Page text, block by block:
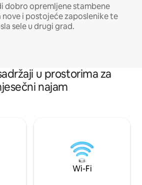
dobro opremljene stambene
i postojeće zaposlenike te
sele u drugi grad.
u prostorima za
najam
Wi-Fi